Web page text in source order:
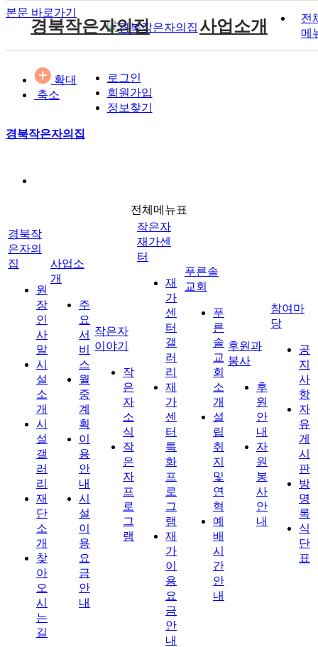
본문 바로가기
확대
축소
로그인
회원가입
정보찾기
경북작은자의집
경북작은자의집
시설소개
재단소개
사업소개
작은자이야기
작은자 프로그램
재가센터 특화프로그램
재가 이용요금 안내
후원과 봉사
자원봉사 안내
참여마당
전
메
전체메뉴표
경북작
은자의
집
원
장
인
사
말
시
설
소
개
시
설
갤
러
리
재
단
소
개
찾
아
오
시
는
길
사업소
개
주
요
서
비
스
월
중
계
획
이
용
안
내
시
설
이
용
요
금
안
내
작은자
이야기
작
은
자
소
식
작
은
자
프
로
그
램
작은자
재가센
터
재
가
센
터
갤
러
리
재
가
센
터
특
화
프
로
그
램
재
가
이
용
요
금
안
내
푸른솔
교회
푸
른
솔
교
회
소
개
설
립
취
지
및
연
혁
예
배
시
간
안
내
후원과
봉사
후
원
안
내
자
원
봉
사
안
내
참여마
당
공
지
사
항
자
유
게
시
판
방
명
록
식
단
표